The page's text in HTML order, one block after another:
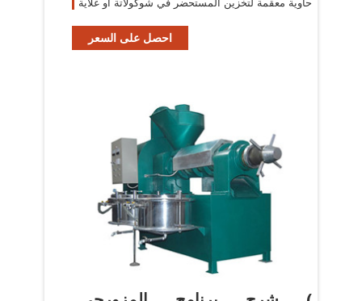
حاوية معقمة لتخزين المستحضر في شوكولاتة أو غلاية
احصل على السعر